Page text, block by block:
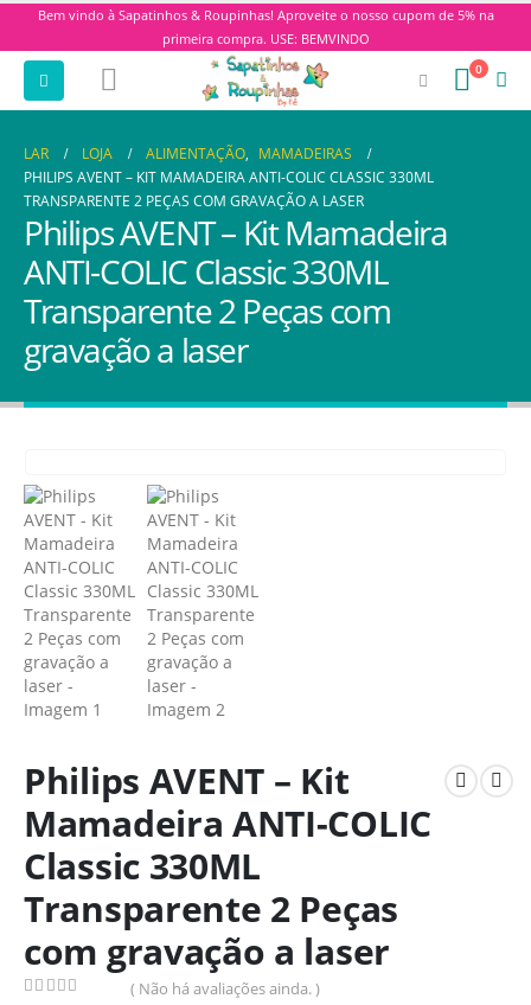
Bem vindo à Sapatinhos & Roupinhas! Aproveite o nosso cupom de 5% na
primeira compra. USE: BEMVINDO
0
LAR LOJA ALIMENTAÇÃO, MAMADEIRAS
PHILIPS AVENT – KIT MAMADEIRA ANTI-COLIC CLASSIC 330ML
TRANSPARENTE 2 PEÇAS COM GRAVAÇÃO A LASER
Philips AVENT – Kit Mamadeira
ANTI-COLIC Classic 330ML
Transparente 2 Peças com
gravação a laser
Philips AVENT – Kit
Mamadeira ANTI-COLIC
Classic 330ML
Transparente 2 Peças
com gravação a laser
( Não há avaliações ainda. )